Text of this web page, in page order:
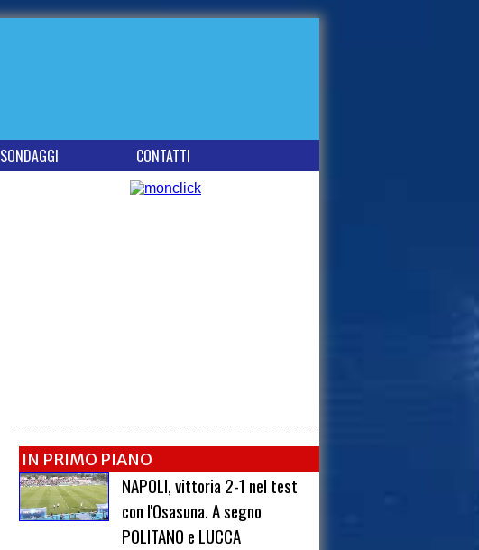
SONDAGGI CONTATTI
IN PRIMO PIANO
NAPOLI, vittoria 2-1 nel test
con l'Osasuna. A segno
POLITANO e LUCCA